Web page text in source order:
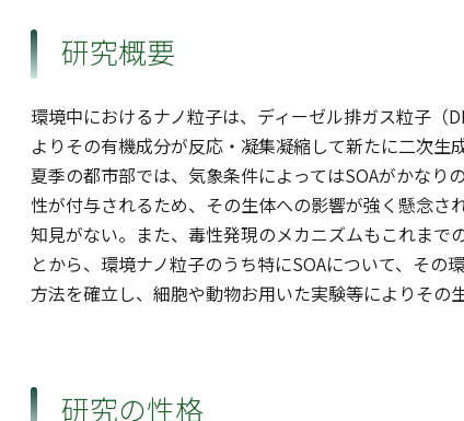
研究概要
環境中におけるナノ粒子は、ディーゼル排ガス粒子（
よりその有機成分が反応・凝集凝縮して新たに二次
夏季の都市部では、気象条件によってはSOAがかな
性が付与されるため、その生体への影響が強く懸念
知見がない。また、毒性発現のメカニズムもこれまで
とから、環境ナノ粒子のうち特にSOAについて、そ
方法を確立し、細胞や動物お用いた実験等によりその
研究の性格